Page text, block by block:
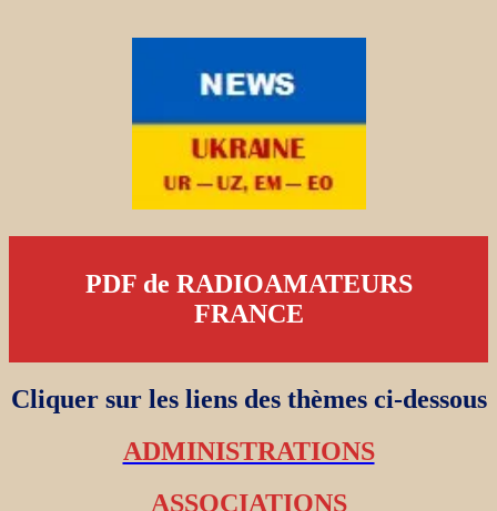
PDF de RADIOAMATEURS
FRANCE
Cliquer sur les liens des thèmes ci-dessous
ADMINISTRATIONS
ASSOCIATIONS